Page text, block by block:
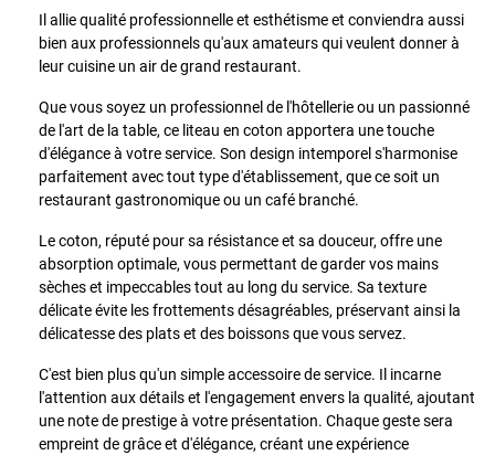
Il allie qualité professionnelle et esthétisme et conviendra aussi
bien aux professionnels qu'aux amateurs qui veulent donner à
leur cuisine un air de grand restaurant.
Que vous soyez un professionnel de l'hôtellerie ou un passionné
de l'art de la table, ce liteau en coton apportera une touche
d'élégance à votre service. Son design intemporel s'harmonise
parfaitement avec tout type d'établissement, que ce soit un
restaurant gastronomique ou un café branché.
Le coton, réputé pour sa résistance et sa douceur, offre une
absorption optimale, vous permettant de garder vos mains
sèches et impeccables tout au long du service. Sa texture
délicate évite les frottements désagréables, préservant ainsi la
délicatesse des plats et des boissons que vous servez.
C'est bien plus qu'un simple accessoire de service. Il incarne
l'attention aux détails et l'engagement envers la qualité, ajoutant
une note de prestige à votre présentation. Chaque geste sera
empreint de grâce et d'élégance, créant une expérience